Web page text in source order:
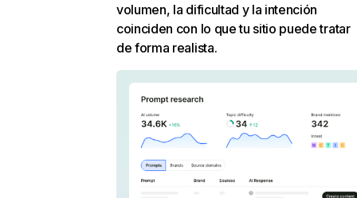
volumen, la dificultad y la intención
coinciden con lo que tu sitio puede tratar
de forma realista.